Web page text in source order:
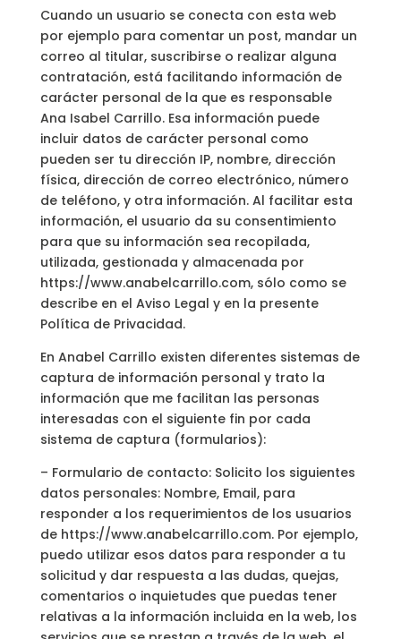
Cuando un usuario se conecta con esta web
por ejemplo para comentar un post, mandar un
correo al titular, suscribirse o realizar alguna
contratación, está facilitando información de
carácter personal de la que es responsable
Ana Isabel Carrillo. Esa información puede
incluir datos de carácter personal como
pueden ser tu dirección IP, nombre, dirección
física, dirección de correo electrónico, número
de teléfono, y otra información. Al facilitar esta
información, el usuario da su consentimiento
para que su información sea recopilada,
utilizada, gestionada y almacenada por
https://www.anabelcarrillo.com, sólo como se
describe en el Aviso Legal y en la presente
Política de Privacidad.
En Anabel Carrillo existen diferentes sistemas de
captura de información personal y trato la
información que me facilitan las personas
interesadas con el siguiente fin por cada
sistema de captura (formularios):
– Formulario de contacto: Solicito los siguientes
datos personales: Nombre, Email, para
responder a los requerimientos de los usuarios
de https://www.anabelcarrillo.com. Por ejemplo,
puedo utilizar esos datos para responder a tu
solicitud y dar respuesta a las dudas, quejas,
comentarios o inquietudes que puedas tener
relativas a la información incluida en la web, los